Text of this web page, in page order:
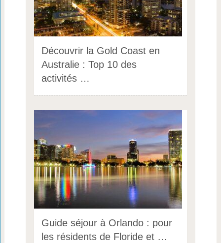
Découvrir la Gold Coast en
Australie : Top 10 des
activités …
Guide séjour à Orlando : pour
les résidents de Floride et …